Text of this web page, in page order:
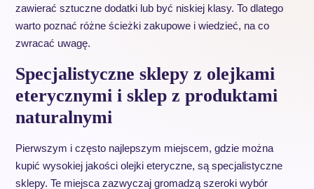
zawierać sztuczne dodatki lub być niskiej klasy. To dlatego
warto poznać różne ścieżki zakupowe i wiedzieć, na co
zwracać uwagę.
Specjalistyczne sklepy z olejkami
eterycznymi i sklep z produktami
naturalnymi
Pierwszym i często najlepszym miejscem, gdzie można
kupić wysokiej jakości olejki eteryczne, są specjalistyczne
sklepy. Te miejsca zazwyczaj gromadzą szeroki wybór